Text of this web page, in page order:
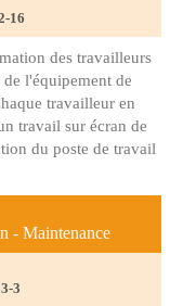
16
des travailleurs
l'équipement de
travailleur en
travail sur écran de
du poste de travail
- Maintenance
3